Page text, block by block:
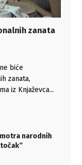
zanata
biće
zanata,
iz Knjaževca...
narodnih